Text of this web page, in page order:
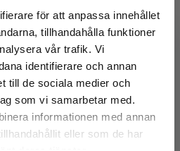
för att anpassa innehållet
tillhandahålla funktioner
vår trafik. Vi
identifierare och annan
till de sociala medier och
som vi samarbetar med.
informationen med annan
eller som de har
fraktregion
besöker
på polisarbete
M (red.)